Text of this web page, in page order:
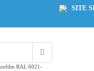
SITE
RAL 6021-